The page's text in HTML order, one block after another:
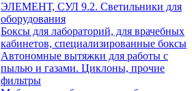
ЭЛЕМЕНТ, СУЛ 9.2. Светильники для
оборудования
Боксы для лабораторий, для врачебных
кабинетов, специализированные боксы
Автономные вытяжки для работы с
пылью и газами. Циклоны, прочие
фильтры